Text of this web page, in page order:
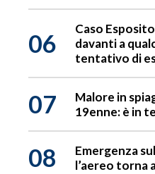
06
Caso
davanti a
tentativo di
07
Malore in
19enne: è in
08
Emergenza
l’aereo torna